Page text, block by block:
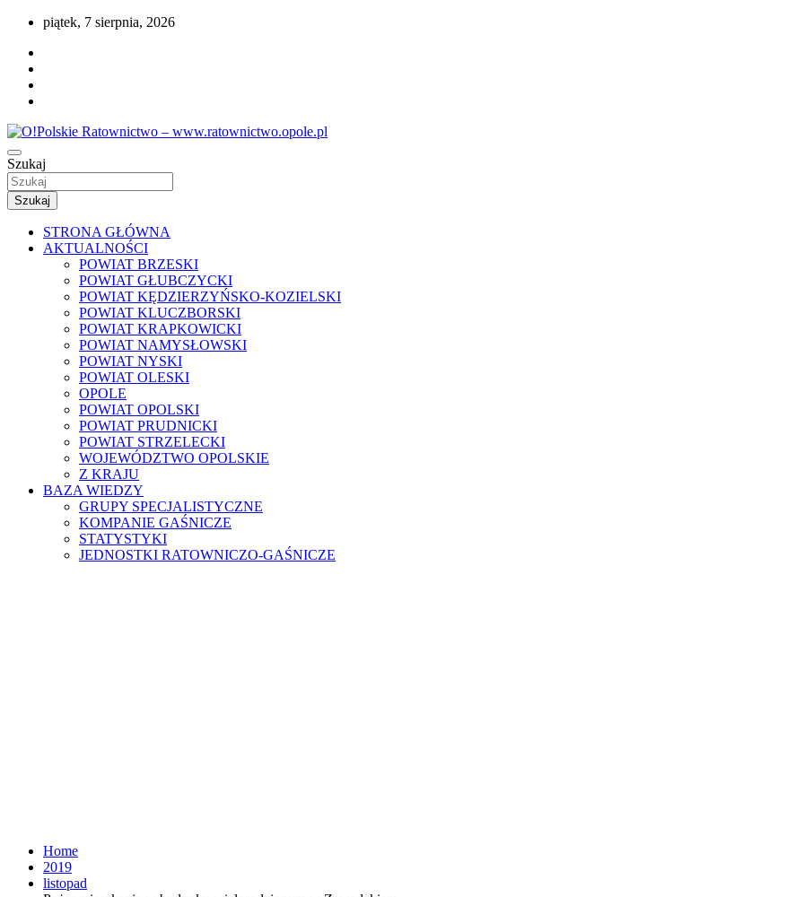
Przejdź
treści
piątek, 7 sierpnia, 2026
O!Polskie Ratownictwo – www.ratownictwo.opole.pl
Portal opolskiego i polskiego ratownictwa.
Szukaj
Szukaj
STRONA GŁÓWNA
AKTUALNOŚCI
POWIAT BRZESKI
POWIAT GŁUBCZYCKI
POWIAT KĘDZIERZYŃSKO-KOZIELSKI
POWIAT KLUCZBORSKI
POWIAT KRAPKOWICKI
POWIAT NAMYSŁOWSKI
POWIAT NYSKI
POWIAT OLESKI
OPOLE
POWIAT OPOLSKI
POWIAT PRUDNICKI
POWIAT STRZELECKI
WOJEWÓDZTWO OPOLSKIE
Z KRAJU
BAZA WIEDZY
GRUPY SPECJALISTYCZNE
KOMPANIE GAŚNICZE
STATYSTYKI
JEDNOSTKI RATOWNICZO-GAŚNICZE
Home
2019
listopad